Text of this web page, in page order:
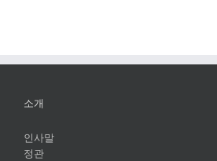
소개
인사말
정관